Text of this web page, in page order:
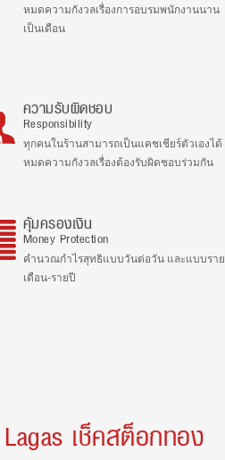
หมดความกังวลเรื่องการอบรมพนักงานนาน
เป็นเดือน
ความรับผิดชอบ
Responsibility
ทุกคนในร้านสามารถเป็นแคชเชียร์ตัวเองได้
หมดความกังวลเรื่องต้องรับผิดชอบร่วมกัน
คุ้มครองเงิน
Money Protection
คำนวณกำไรสุทธิแบบวันต่อวัน และแบบราย
เดือน-รายปี
Lagas เช็คสต็อกทอง